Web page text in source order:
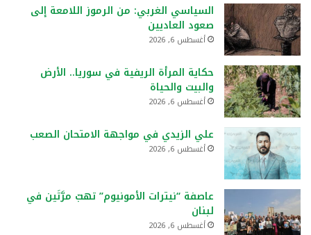
السياسي الغربي: من الرموز اللامعة إلى
صعود العاديين
أغسطس 6, 2026
حكاية المرأة الريفية في سوريا.. الأرض
والبيت والحياة
أغسطس 6, 2026
علي الزيدي في مواجهة الامتحان الصعب
أغسطس 6, 2026
عاصفة “نيترات الأمونيوم” تهبّ مرَّتَين في
لبنان
أغسطس 6, 2026